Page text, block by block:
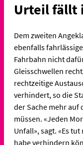
Urteil fällt
Dem zweiten
ebenfalls
Fahrbahn nicht
Gleisschwellen
rechtzeitige
verhindert, so die
der Sache mehr auf
müssen. «Jeden
Unfall», sagt. «Es
habe verhindern